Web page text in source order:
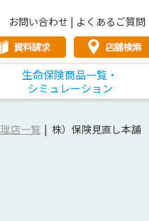
お問い合わせ | よくあるご質問
生命保険商品一覧・
シミュレーション
店一覧 株）保険見直し本舗